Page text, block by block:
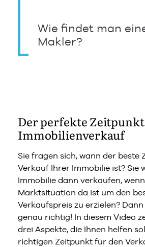
Wie findet man
Makler?
Der perfekte
Immobilienverkauf
Sie fragen sich, wann der beste
Verkauf Ihrer Immobilie ist? Sie
Immobilie dann verkaufen,
Marktsituation da ist um den
Verkaufspreis zu erzielen?
genau richtig! In diesem Video
drei Aspekte, die Ihnen helfen
richtigen Zeitpunkt für den